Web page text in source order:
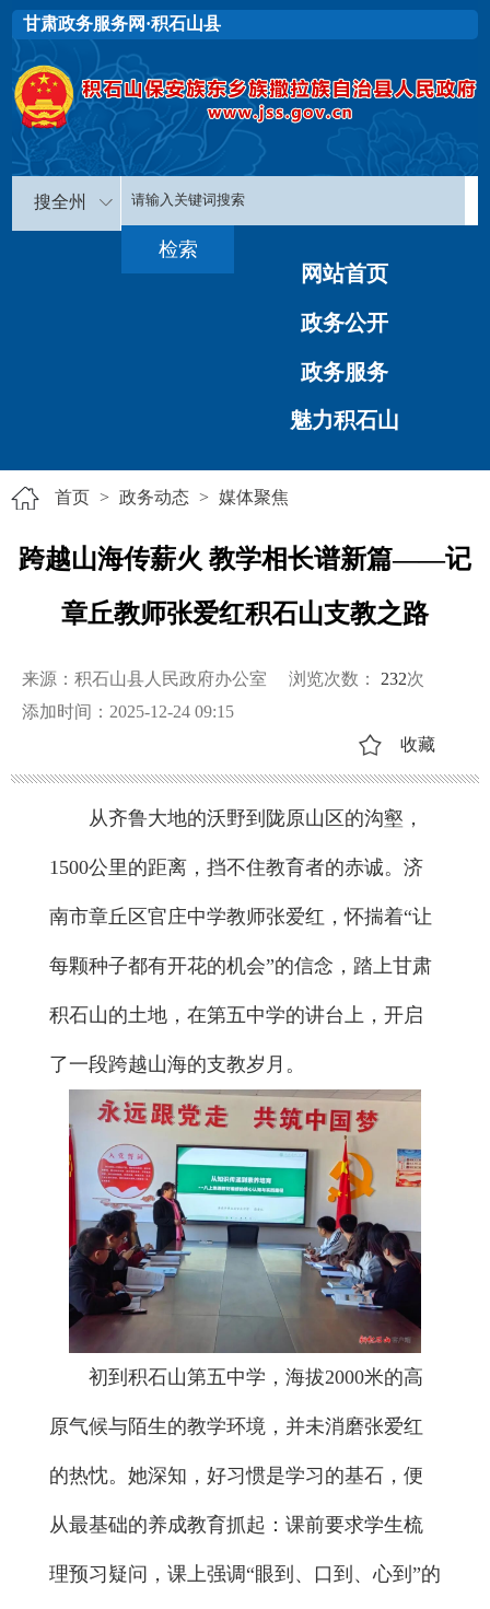
甘肃政务服务网·积石山县
搜全州
网站首页
政务公开
政务服务
魅力积石山
首页 > 政务动态 > 媒体聚焦
跨越山海传薪火 教学相长谱新篇——记
章丘教师张爱红积石山支教之路
来源：积石山县人民政府办公室 浏览次数： 232次
添加时间：2025-12-24 09:15
收藏
从齐鲁大地的沃野到陇原山区的沟壑，
1500公里的距离，挡不住教育者的赤诚。济
南市章丘区官庄中学教师张爱红，怀揣着“让
每颗种子都有开花的机会”的信念，踏上甘肃
积石山的土地，在第五中学的讲台上，开启
了一段跨越山海的支教岁月。
初到积石山第五中学，海拔2000米的高
原气候与陌生的教学环境，并未消磨张爱红
的热忱。她深知，好习惯是学习的基石，便
从最基础的养成教育抓起：课前要求学生梳
理预习疑问，课上强调“眼到、口到、心到”的